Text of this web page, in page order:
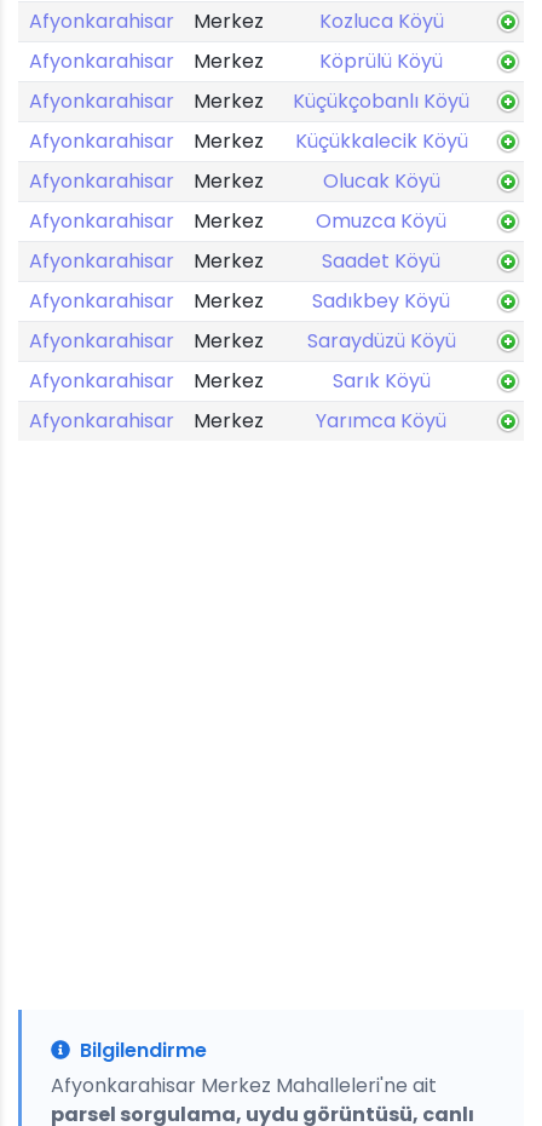
Afyonkarahisar
Merkez
Kozluca Köyü
Afyonkarahisar
Merkez
Köprülü Köyü
Afyonkarahisar
Merkez
Küçükçobanlı Köyü
Afyonkarahisar
Merkez
Küçükkalecik Köyü
Afyonkarahisar
Merkez
Olucak Köyü
Afyonkarahisar
Merkez
Omuzca Köyü
Afyonkarahisar
Merkez
Saadet Köyü
Afyonkarahisar
Merkez
Sadıkbey Köyü
Afyonkarahisar
Merkez
Saraydüzü Köyü
Afyonkarahisar
Merkez
Sarık Köyü
Afyonkarahisar
Merkez Yarımca Köyü
Bilgilendirme
Afyonkarahisar Merkez Mahalleleri'ne ait
parsel sorgulama, uydu görüntüsü, canlı